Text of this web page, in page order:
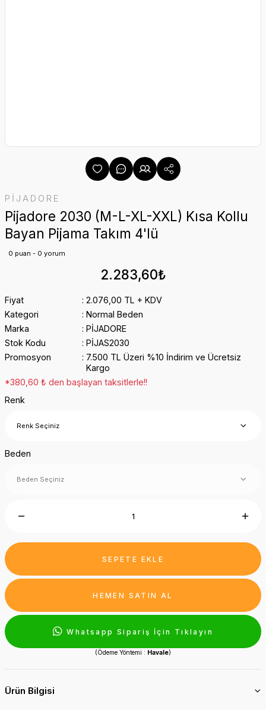
PİJADORE
Pijadore 2030 (M-L-XL-XXL) Kısa Kollu
Bayan Pijama Takım 4'lü
0 puan - 0 yorum
2.283,60₺
Fiyat
2.076,00 TL + KDV
Kategori
Normal Beden
Marka
PİJADORE
Stok Kodu
PİJAS2030
Promosyon
7.500 TL Üzeri %10 İndirim ve Ücretsiz
Kargo
*380,60 ₺ den başlayan taksitlerle!!
Renk
Beden
SEPETE EKLE
HEMEN SATIN AL
Whatsapp Sipariş İçin Tıklayın
(Ödeme Yöntemi : Havale)
Ürün Bilgisi